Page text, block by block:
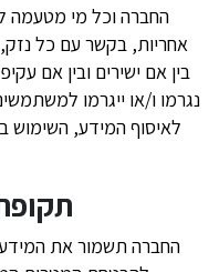
החברה וכל מי מטעמה
אחריות, בקשר עם כל
בין אם ישירים ובין אם
נגרמו ו/או ייגרמו
לאיסוף המידע, השימוש
8.
החברה תשמור את